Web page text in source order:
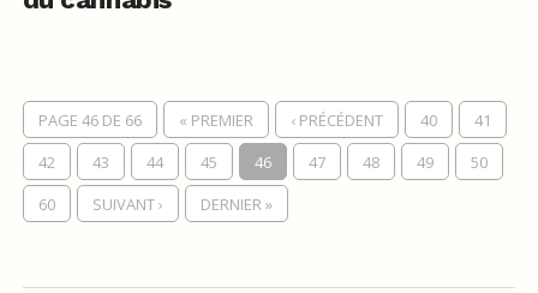
PAGE 46 DE 66 « PREMIER ‹ PRÉCÉDENT 40
41
42
43 44 45 46 47 48 49
50
60
SUIVANT › DERNIER »